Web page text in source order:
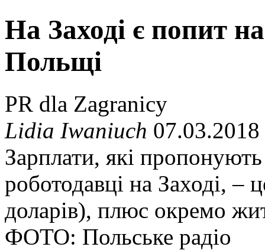
На Заході є попит
Польщі
PR dla Zagranicy
Lidia Iwaniuch
Зарплати, які
роботодавці на Заході, –
доларів), плюс окремо
ФОТО: Польське радіо